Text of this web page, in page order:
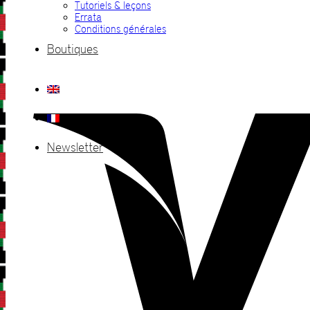
Tutoriels & leçons
Errata
Conditions générales
Boutiques
Newsletter